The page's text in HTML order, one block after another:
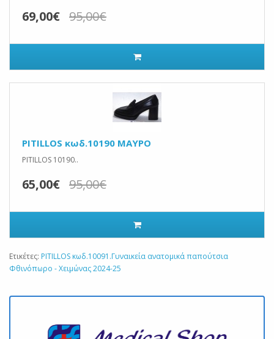
69,00€ 95,00€
PITILLOS κωδ.10190 ΜΑΥΡΟ
PITILLOS 10190..
65,00€ 95,00€
Ετικέτες: PITILLOS κωδ.10091.Γυναικεία ανατομικά παπούτσια
Φθινόπωρο - Χειμώνας 2024-25